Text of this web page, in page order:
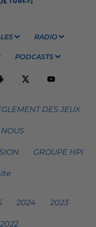
RADIO
PODCASTS
DES JEUX
GROUPE HPI
2024 2023
2022